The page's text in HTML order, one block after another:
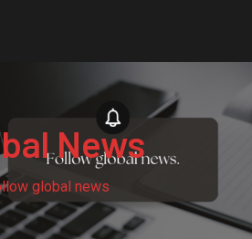
News
global news